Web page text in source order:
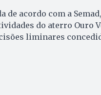
de acordo com a
do aterro Ouro
liminares